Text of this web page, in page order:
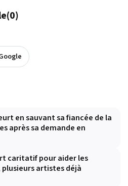
(0)
en sauvant sa fiancée de la
après sa demande en
caritatif pour aider les
artistes déjà